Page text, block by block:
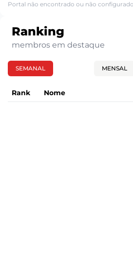
Portal não encontrado ou não
Ranking
membros em destaque
SEMANAL MENSAL
Rank Nome